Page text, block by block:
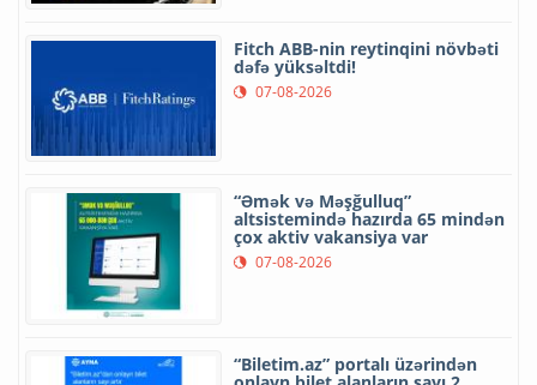
Fitch ABB-nin reytinqini növbəti
dəfə yüksəltdi!
07-08-2026
“Əmək və Məşğulluq”
altsistemində hazırda 65 mindən
çox aktiv vakansiya var
07-08-2026
“Biletim.az” portalı üzərindən